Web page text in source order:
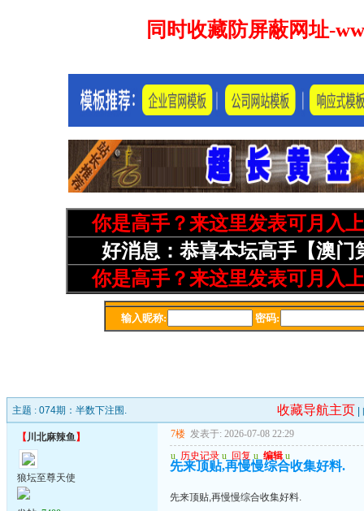
主题 : 074期：半数下注围. 收藏导航主页
【川北麻辣鱼】
狼坛至尊天使
7楼 发表于: 2026-07-08 22:29
u 历史记录 u 回复 u 编辑 u
先来顶贴,再慢慢综合收集好料.
先来顶贴,再慢慢综合收集好料.